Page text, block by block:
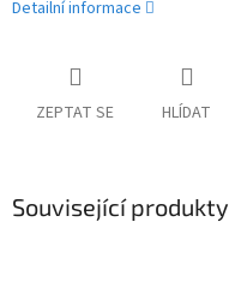
Detailní informace
ZEPTAT SE HLÍDAT
Související produkty